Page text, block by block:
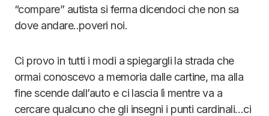
“compare” autista si ferma dicendoci che non sa
dove andare..poveri noi.
Ci provo in tutti i modi a spiegargli la strada che
ormai conoscevo a memoria dalle cartine, ma alla
fine scende dall’auto e ci lascia lì mentre va a
cercare qualcuno che gli insegni i punti cardinali…ci